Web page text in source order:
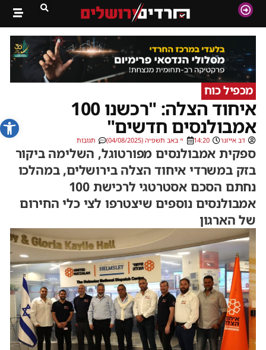
פתח
מכפיל כוח
איחוד הצלה: "רכשנו 100
אמבולנסים חדשים"
דב אייזנר 14:20 י׳ באב תשפ״ה (04/08/2025) תגובות
ספקית אמבולנסים מפורטוגל, השלימה ביקור
בזק במשרדי איחוד הצלה בירושלים, במהלכו
נחתם הסכם אסטרטגי לרכישת 100
אמבולנסים נוספים שיצטרפו לצי כלי החירום
של הארגון